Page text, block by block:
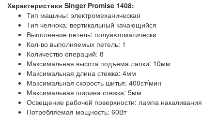
Характеристики Singer Promise 1408:
Тип машины: электромеханическая
Тип челнока: вертикальный качающийся
Выполнение петель: полуавтоматически
Кол-во выполняемых петель: 1
Количество операций: 8
Максимальная высота подъема лапки: 10мм
Максимальная длина стежка: 4мм
Максимальная скорость шитья: 400ст/мин
Максимальная ширина стежка: 5мм
Освещение рабочей поверхности: лампа накаливания
Потребляемая мощность: 60Вт